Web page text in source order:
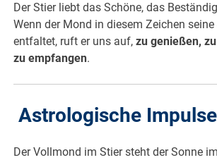
Der Stier liebt das Schöne, das
Wenn der Mond in diesem Zeichen
entfaltet, ruft er uns auf,zu genießen,
zu empfangen.
Astrologische Impulse
Der Vollmond im Stier steht der Sonne